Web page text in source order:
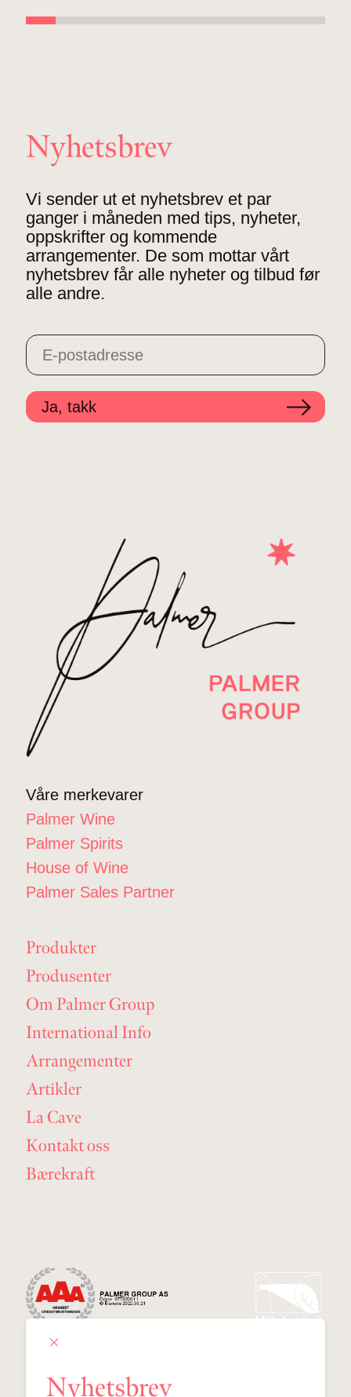
Nyhetsbrev
Vi sender ut et nyhetsbrev et par
ganger i måneden med tips, nyheter,
oppskrifter og kommende
arrangementer. De som mottar vårt
nyhetsbrev får alle nyheter og tilbud før
alle andre.
Ja, takk
Våre merkevarer
Palmer Wine
Palmer Spirits
House of Wine
Palmer Sales Partner
Produkter
Produsenter
Om Palmer Group
International Info
Arrangementer
Artikler
La Cave
Kontakt oss
Bærekraft
Nyhetsbrev